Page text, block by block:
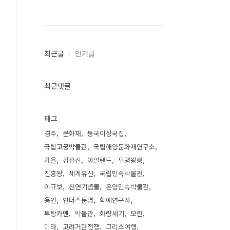
최근글 인기글
최근댓글
태그
경주 문화재
동국이상국집
국립고궁박물관
국립해양문화재연구소
가을
김유신 아일랜드
무령왕릉
진흥왕
세계유산
국립민속박물관
이규보
천연기념물
온양민속박물관
용인
인더스문명
학예연구사
투탕카멘
박물관 화랑세기
모란
미라
고려거란전쟁 그리스여행